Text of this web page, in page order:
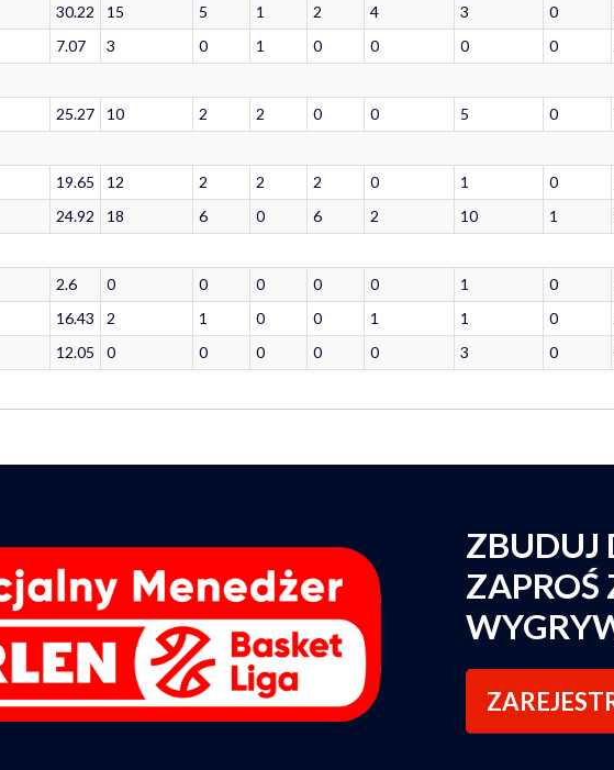
30.22 15 5 1 2 4 3 0
7.07 3 0 1 0 0 0 0
25.27 10 2 2 0 0 5 0
19.65 12 2 2 2 0 1 0
24.92 18 6 0 6 2 10 1
2.6 0 0 0 0 0 1 0
16.43 2 1 0 0 1 1 0
12.05 0 0 0 0 0 3 0
ZBUDUJ